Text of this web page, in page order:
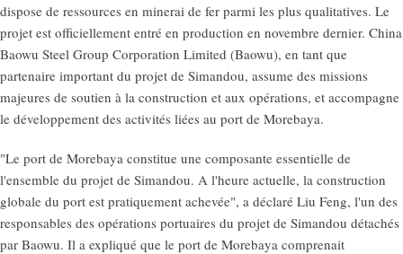
dispose de ressources en minerai de fer parmi les plus qualitatives. Le
projet est officiellement entré en production en novembre dernier. China
Baowu Steel Group Corporation Limited (Baowu), en tant que
partenaire important du projet de Simandou, assume des missions
majeures de soutien à la construction et aux opérations, et accompagne
le développement des activités liées au port de Morebaya.
"Le port de Morebaya constitue une composante essentielle de
l'ensemble du projet de Simandou. A l'heure actuelle, la construction
globale du port est pratiquement achevée", a déclaré Liu Feng, l'un des
responsables des opérations portuaires du projet de Simandou détachés
par Baowu. Il a expliqué que le port de Morebaya comprenait